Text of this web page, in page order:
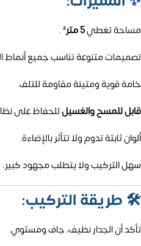
مساحة تغطي5 متر²
.
تصميمات متنوعة تناسب جميع أنماط
خامة قوية ومتينة مقاومة للتلف.
قابل للمسح والغسيلللحفاظ على
ألوان ثابتة تدوم ولا تتأثر بالإضاءة.
سهل التركيب ولا يتطلب مجهود كبير.
🛠️ طريقة التركيب:
تأكد أن الجدار نظيف، جاف ومستوي.